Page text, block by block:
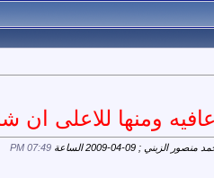
ومنها للاعلى ان
; 09-04-2009 الساعة 07:49 PM